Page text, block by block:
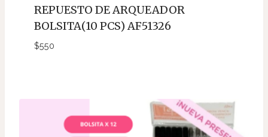
REPUESTO DE ARQUEADOR
BOLSITA(10 PCS) AF51326
$550